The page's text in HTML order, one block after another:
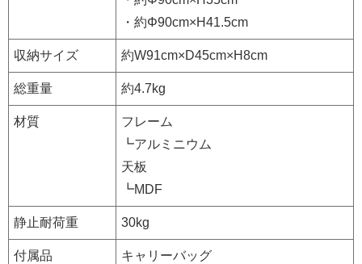
・約Φ90cm×H41.5cm
収納サイズ 約W91cm×D45cm×H8cm
総重量 約4.7kg
材質
フレーム
┗アルミニウム
天板
┗MDF
静止耐荷重 30kg
付属品 キャリーバッグ